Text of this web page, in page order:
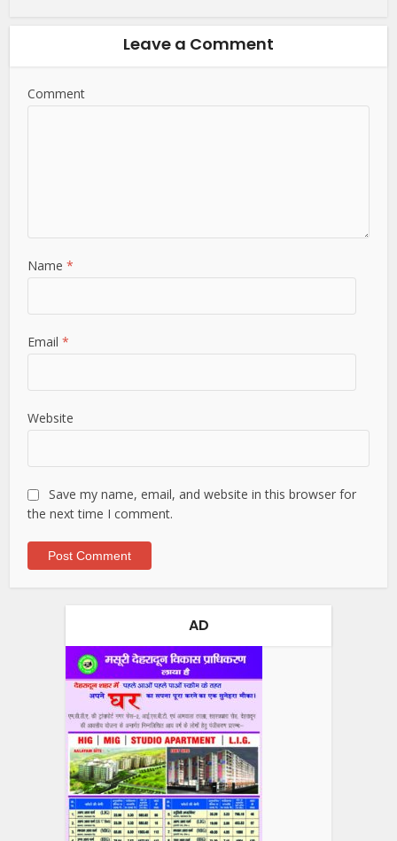
Leave a Comment
Comment
Name*
Email*
Website
Save my name, email, and website in this browser for
the next time I comment.
AD